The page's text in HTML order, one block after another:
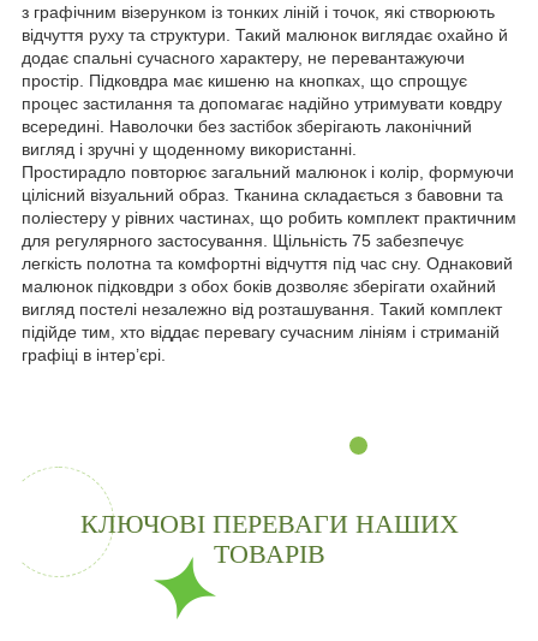
з графічним візерунком із тонких ліній і точок, які створюють
відчуття руху та структури. Такий малюнок виглядає охайно й
додає спальні сучасного характеру, не перевантажуючи
простір. Підковдра має кишеню на кнопках, що спрощує
процес застилання та допомагає надійно утримувати ковдру
всередині. Наволочки без застібок зберігають лаконічний
вигляд і зручні у щоденному використанні.
Простирадло повторює загальний малюнок і колір, формуючи
цілісний візуальний образ. Тканина складається з бавовни та
поліестеру у рівних частинах, що робить комплект практичним
для регулярного застосування. Щільність 75 забезпечує
легкість полотна та комфортні відчуття під час сну. Однаковий
малюнок підковдри з обох боків дозволяє зберігати охайний
вигляд постелі незалежно від розташування. Такий комплект
підійде тим, хто віддає перевагу сучасним лініям і стриманій
графіці в інтер’єрі.
КЛЮЧОВІ ПЕРЕВАГИ НАШИХ
ТОВАРІВ